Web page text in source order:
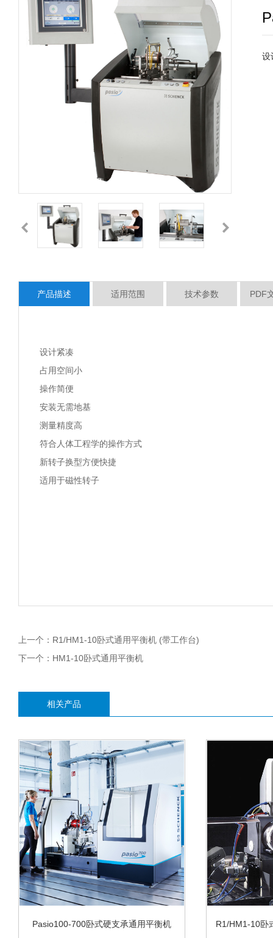
设
产品描述 适用范围 技术参数 PDF
设计紧凑
占用空间小
操作简便
安装无需地基
测量精度高
符合人体工程学的操作方式
新转子换型方便快捷
适用于磁性转子
上一个： R1/HM1-10卧式通用平衡机 (带工作台)
下一个： HM1-10卧式通用平衡机
相关产品
Pasio100-700卧式硬支承通用平衡机 R1/HM1-10卧